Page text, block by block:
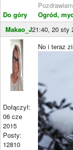
Do góry
Ogród,
Makao_J21:40, 20 sty
Dołączył:
06 cze
2015
Posty:
12810
No i teraz